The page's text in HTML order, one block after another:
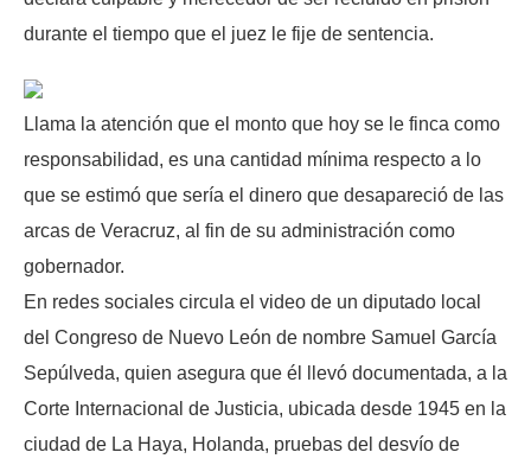
durante el tiempo que el juez le fije de sentencia.
Llama la atención que el monto que hoy se le finca como
responsabilidad, es una cantidad mínima respecto a lo
que se estimó que sería el dinero que desapareció de las
arcas de Veracruz, al fin de su administración como
gobernador.
En redes sociales circula el video de un diputado local
del Congreso de Nuevo León de nombre Samuel García
Sepúlveda, quien asegura que él llevó documentada, a la
Corte Internacional de Justicia, ubicada desde 1945 en la
ciudad de La Haya, Holanda, pruebas del desvío de